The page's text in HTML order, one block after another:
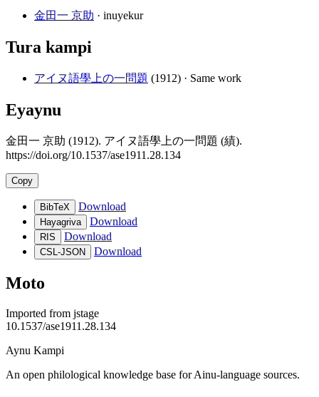
金田一 京助 · inuyekur
Tura kampi
アイヌ語學上の一問題 (1912) · Same work
Eyaynu
金田一 京助 (1912). アイヌ語學上の一問題 (績).
https://doi.org/10.1537/ase1911.28.134
Copy
BibTeX Download
Hayagriva Download
RIS Download
CSL-JSON Download
Moto
Imported from jstage
10.1537/ase1911.28.134
Aynu Kampi
An open philological knowledge base for Ainu-language sources.